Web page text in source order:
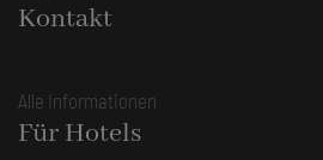
Kontakt
Alle Informationen
Für Hotels